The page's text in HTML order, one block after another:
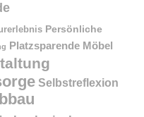
Persönliche
Platzsparende Möbel
Selbstreflexion